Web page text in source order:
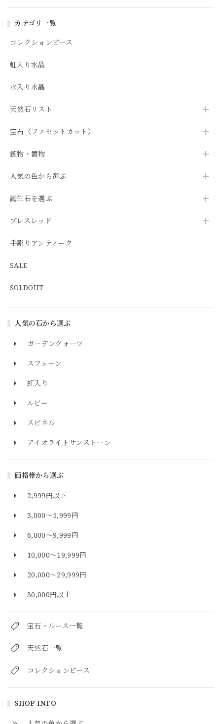
カテゴリ一覧
コレクションピース
虹入り水晶
水入り水晶
天然石リスト
宝石（ファセットカット）
鉱物・置物
人気の色から選ぶ
誕生石を選ぶ
ブレスレッド
手彫りアンティーク
SALE
SOLDOUT
人気の石から選ぶ
ガーデンクォーツ
スフェーン
虹入り
ルビー
スピネル
アイオライトサンストーン
価格帯から選ぶ
2,999円以下
3,000～5,999円
6,000～9,999円
10,000～19,999円
20,000～29,999円
30,000円以上
宝石・ルース一覧
天然石一覧
コレクションピース
SHOP INFO